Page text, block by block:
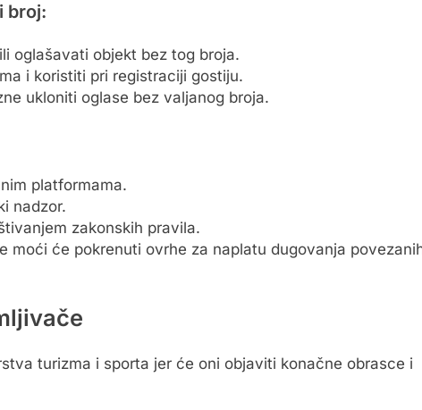
broj:
oglašavati objekt bez tog broja.
i koristiti pri registraciji gostiju.
ukloniti oglase bez valjanog broja.
platformama.
nadzor.
zakonskih pravila.
moći će pokrenuti ovrhe za naplatu dugovanja
turizma i sporta jer će oni objaviti konačne obrasce i